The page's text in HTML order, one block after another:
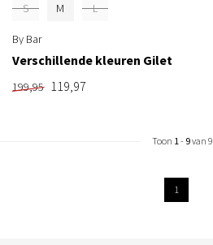
S M L
By Bar
Verschillende kleuren Gilet
199,95 119,97
Toon 1- 9van 9
1